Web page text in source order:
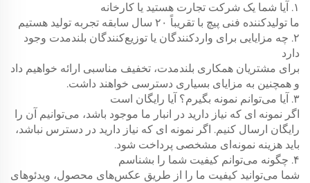
۱. آیا شما یک شرکت تجارت هستید یا کارخانه
ما تولیدکننده فنی پیچ با تقریباً ۲۰ سال سابقه تجربه تولید هستیم
۲. چه مزایایی برای واردکنندگان یا توزیع‌کنندگان بلندمدت وجود
دارد
برای مشتریان همکاری بلندمدت، تخفیف مناسبی ارائه خواهیم داد
و همچنین به مزایای بسیاری دسترسی خواهند داشت.
۳. آیا می‌توانم نمونه بگیرم؟ آیا رایگان است
اگر نمونه ای که نیاز دارید در انبار ما موجود باشد، می‌توانیم آن را
رایگان ارسال کنیم. اگر نمونه ای که نیاز دارید در دسترس نباشد،
باید هزینه نمونه‌ای مشخصی پرداخت شود.
۴. چگونه می‌توانم کیفیت شما را بشناسم
شما می‌توانید کیفیت ما را از طریق عکس‌های محصول، ویدئوهای